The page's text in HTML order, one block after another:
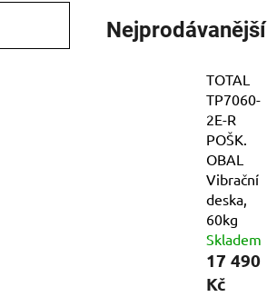
Nejprodávanější
TOTAL
TP7060-
2E-R
POŠK.
OBAL
Vibrační
deska,
60kg
Skladem
17 490
Kč